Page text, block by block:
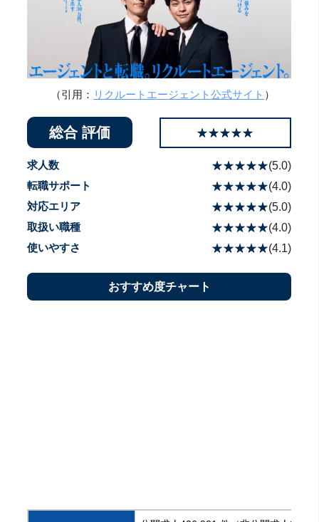
（引用： リクルートエージェント公式サイト ）
総合 評価 ☆☆☆☆☆
★★★★★
求人数 ☆☆☆☆☆
★★★★★(5.0)
転職サポート
☆☆☆☆☆
★★★★★(4.0)
対応エリア
☆☆☆☆☆
★★★★★(5.0)
取扱い職種
☆☆☆☆☆
★★★★★(4.0)
使いやすさ
☆☆☆☆☆
★★★★★(4.1)
おすすめ度チャート